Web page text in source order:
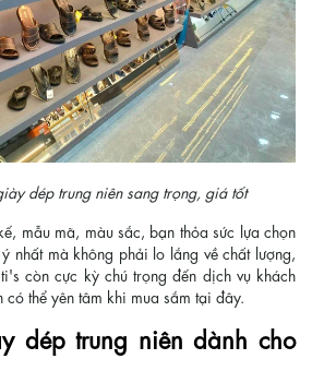
dép trung niên sang trọng, giá tốt
mẫu mã, màu sắc, bạn thỏa sức lựa chọn
nhất mà không phải lo lắng về chất lượng,
còn cực kỳ chú trọng đến dịch vụ khách
có thể yên tâm khi mua sắm tại đây.
dép trung niên dành cho